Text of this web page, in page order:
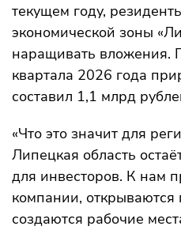
текущем году,
экономической зоны
наращивать вложения.
квартала 2026 года
составил 1,1 млрд
«Что это значит для
Липецкая область
для инвесторов. К нам
компании, открываются
создаются рабочие